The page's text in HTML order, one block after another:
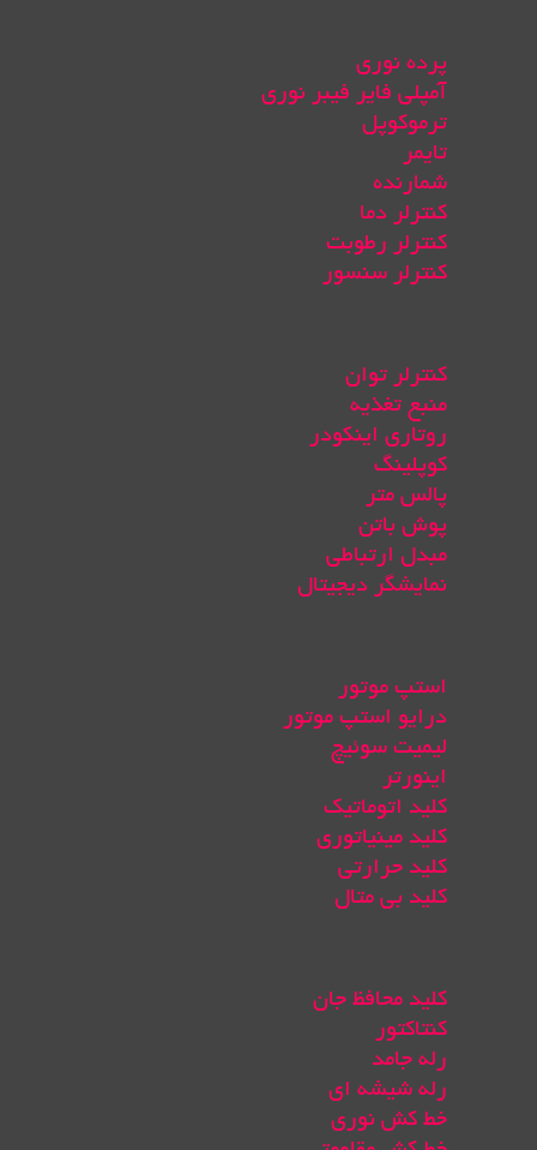
پرده نوری
آمپلی فایر فیبر نوری
ترموکوپل
تایمر
شمارنده
کنترلر دما
کنترلر رطوبت
کنترلر سنسور
کنترلر توان
منبع تغذیه
روتاری اینکودر
کوپلینگ
پالس متر
پوش باتن
مبدل ارتباطی
نمایشگر دیجیتال
استپ موتور
درایو استپ موتور
لیمیت سوئیچ
اینورتر
کلید اتوماتیک
کلید مینیاتوری
کلید حرارتی
کلید بی متال
کلید محافظ جان
کنتاکتور
رله جامد
رله شیشه ای
خط کش نوری